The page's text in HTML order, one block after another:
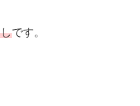
です。